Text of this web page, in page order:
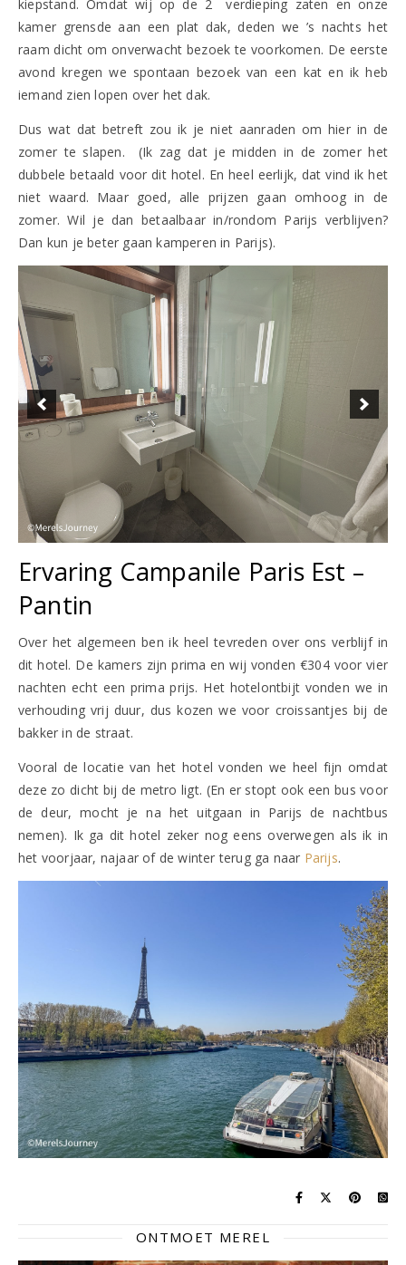
kiepstand. Omdat wij op de 2
verdieping zaten en onze
kamer grensde aan een plat dak, deden we ’s nachts het
raam dicht om onverwacht bezoek te voorkomen. De eerste
avond kregen we spontaan bezoek van een kat en ik heb
iemand zien lopen over het dak.
Dus wat dat betreft zou ik je niet aanraden om hier in de
zomer te slapen. (Ik zag dat je midden in de zomer het
dubbele betaald voor dit hotel. En heel eerlijk, dat vind ik het
niet waard. Maar goed, alle prijzen gaan omhoog in de
zomer. Wil je dan betaalbaar in/rondom Parijs verblijven?
Dan kun je beter gaan kamperen in Parijs).
Ervaring Campanile Paris Est –
Pantin
Over het algemeen ben ik heel tevreden over ons verblijf in
dit hotel. De kamers zijn prima en wij vonden €304 voor vier
nachten echt een prima prijs. Het hotelontbijt vonden we in
verhouding vrij duur, dus kozen we voor croissantjes bij de
bakker in de straat.
Vooral de locatie van het hotel vonden we heel fijn omdat
deze zo dicht bij de metro ligt. (En er stopt ook een bus voor
de deur, mocht je na het uitgaan in Parijs de nachtbus
nemen). Ik ga dit hotel zeker nog eens overwegen als ik in
het voorjaar, najaar of de winter terug ga naar Parijs.
ONTMOET MEREL